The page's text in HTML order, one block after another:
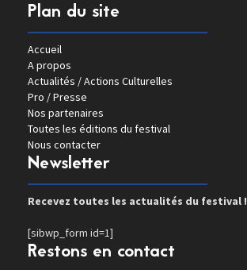
Plan du site
Accueil
A propos
Actualités / Actions Culturelles
Pro / Presse
Nos partenaires
Toutes les éditions du festival
Nous contacter
Newsletter
Recevez toutes les actualités du festival !
[sibwp_form id=1]
Restons en contact